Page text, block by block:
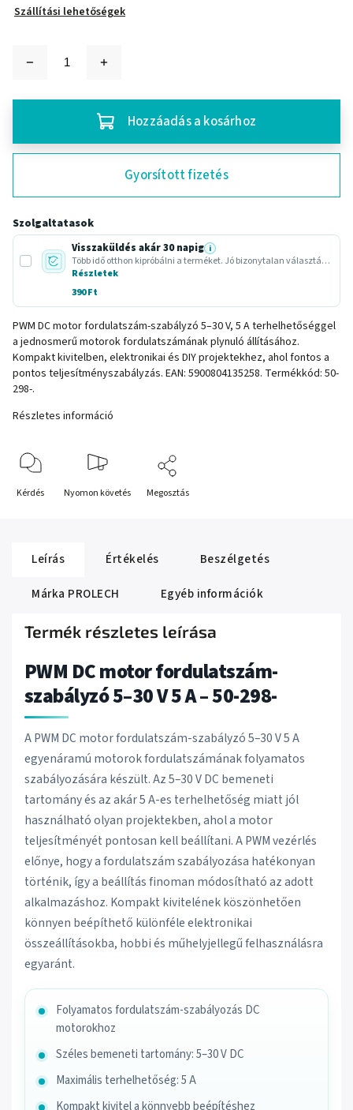
Szállítási lehetőségek
Hozzáadás a kosárhoz
Gyorsított fizetés
Szolgaltatasok
Visszaküldés akár 30 napig i
Több idő otthon kipróbálni a terméket. Jó bizonytalan választásnál vagy ajándéknál.
Részletek
390 Ft
PWM DC motor fordulatszám-szabályzó 5–30 V, 5 A terhelhetőséggel
a jednosmerű motorok fordulatszámának plynuló állításához.
Kompakt kivitelben, elektronikai és DIY projektekhez, ahol fontos a
pontos teljesítményszabályzás. EAN: 5900804135258. Termékkód: 50-
298-.
Részletes információ
Kérdés Nyomon követés Megosztás
Leírás Értékelés
Beszélgetés
Márka PROLECH Egyéb információk
Termék részletes leírása
PWM DC motor fordulatszám-
szabályzó 5–30 V 5 A – 50-298-
A PWM DC motor fordulatszám-szabályzó 5–30 V 5 A
egyenáramú motorok fordulatszámának folyamatos
szabályozására készült. Az 5–30 V DC bemeneti
tartomány és az akár 5 A-es terhelhetőség miatt jól
használható olyan projektekben, ahol a motor
teljesítményét pontosan kell beállítani. A PWM vezérlés
előnye, hogy a fordulatszám szabályozása hatékonyan
történik, így a beállítás finoman módosítható az adott
alkalmazáshoz. Kompakt kivitelének köszönhetően
könnyen beépíthető különféle elektronikai
összeállításokba, hobbi és műhelyjellegű felhasználásra
egyaránt.
Folyamatos fordulatszám-szabályozás DC
motorokhoz
Széles bemeneti tartomány: 5–30 V DC
Maximális terhelhetőség: 5 A
Kompakt kivitel a könnyebb beépítéshez